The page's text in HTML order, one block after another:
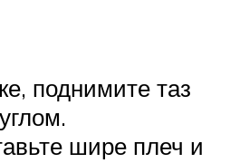
поднимите таз
шире плеч и